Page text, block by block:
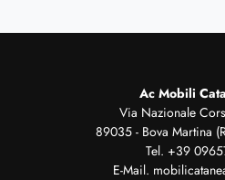
Ac Mobili
Via Nazionale
89035 - Bova Martina
Tel. +39
E-Mail.